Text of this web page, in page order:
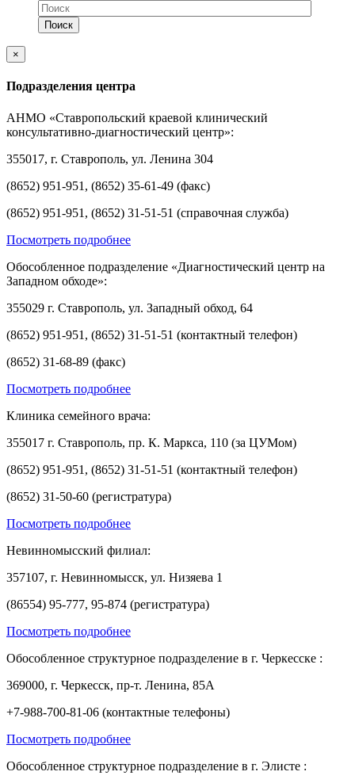
×
Подразделения центра
АНМО «Ставропольский краевой клинический
консультативно-диагностический центр»:
355017, г. Ставрополь, ул. Ленина 304
(8652) 951-951, (8652) 35-61-49 (факс)
(8652) 951-951, (8652) 31-51-51 (справочная служба)
Посмотреть подробнее
Обособленное подразделение «Диагностический центр на
Западном обходе»:
355029 г. Ставрополь, ул. Западный обход, 64
(8652) 951-951, (8652) 31-51-51 (контактный телефон)
(8652) 31-68-89 (факс)
Посмотреть подробнее
Клиника семейного врача:
355017 г. Ставрополь, пр. К. Маркса, 110 (за ЦУМом)
(8652) 951-951, (8652) 31-51-51 (контактный телефон)
(8652) 31-50-60 (регистратура)
Посмотреть подробнее
Невинномысский филиал:
357107, г. Невинномысск, ул. Низяева 1
(86554) 95-777, 95-874 (регистратура)
Посмотреть подробнее
Обособленное структурное подразделение в г. Черкесске :
369000, г. Черкесск, пр-т. Ленина, 85А
+7-988-700-81-06 (контактные телефоны)
Посмотреть подробнее
Обособленное структурное подразделение в г. Элисте :